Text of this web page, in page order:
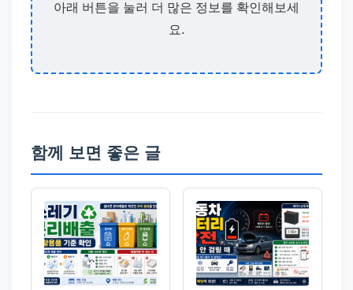
아래 버튼을 눌러 더 많은 정보를 확인해보세
요.
함께 보면 좋은 글